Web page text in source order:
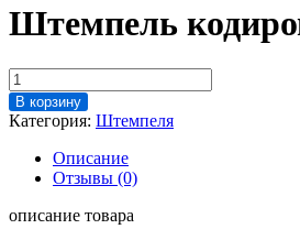
Штемпель
Количество
товара
Штемпель
кодировочный
В корзину
Категория: Штемпеля
Описание
Отзывы (0)
описание товара